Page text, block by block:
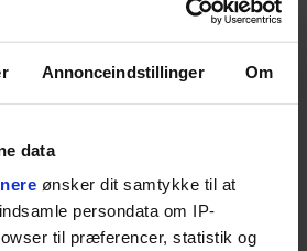
Annonceindstillinger Om
data
ønsker dit samtykke til at
persondata om IP-
til præferencer, statistik og
hjulpet godt på vej af fløde
tyske markedspladser, hvor den
surkål (se side xx) eller stegte